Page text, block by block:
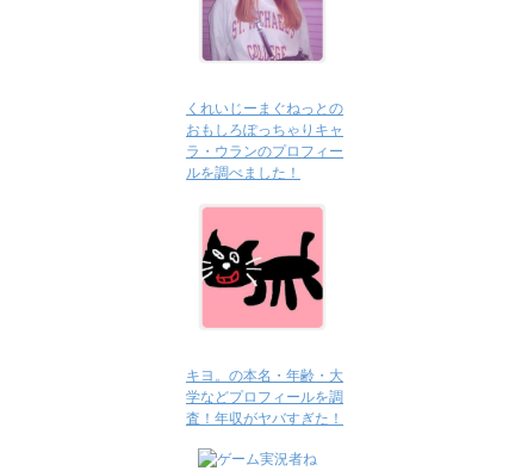
くれいじーまぐねっとの
おもしろぽっちゃりキャ
ラ・ウランのプロフィー
ルを調べました！
キヨ。の本名・年齢・大
学などプロフィールを調
査！年収がヤバすぎた！